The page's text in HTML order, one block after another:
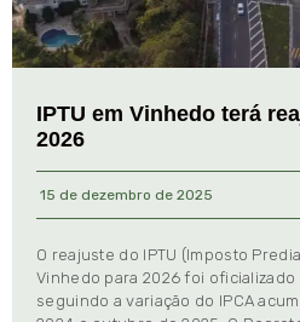
IPTU em Vinhedo terá
2026
15 de dezembro de 2025
O reajuste do IPTU (Imposto
Vinhedo para 2026 foi
seguindo a variação do IPCA